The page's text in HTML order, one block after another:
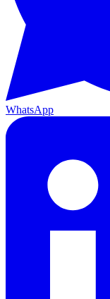
WhatsApp